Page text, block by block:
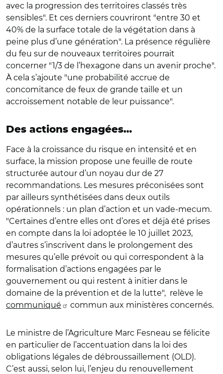
avec la progression des territoires classés très
sensibles". Et ces derniers couvriront "entre 30 et
40% de la surface totale de la végétation dans à
peine plus d’une génération". La présence régulière
du feu sur de nouveaux territoires pourrait
concerner "1/3 de l’hexagone dans un avenir proche".
À cela s’ajoute "une probabilité accrue de
concomitance de feux de grande taille et un
accroissement notable de leur puissance".
Des actions engagées…
Face à la croissance du risque en intensité et en
surface, la mission propose une feuille de route
structurée autour d’un noyau dur de 27
recommandations. Les mesures préconisées sont
par ailleurs synthétisées dans deux outils
opérationnels : un plan d’action et un vade-mecum.
"Certaines d’entre elles ont d’ores et déjà été prises
en compte dans la loi adoptée le 10 juillet 2023,
d’autres s’inscrivent dans le prolongement des
mesures qu’elle prévoit ou qui correspondent à la
formalisation d’actions engagées par le
gouvernement ou qui restent à initier dans le
domaine de la prévention et de la lutte", relève le
communiqué
commun aux ministères concernés.
Le ministre de l’Agriculture Marc Fesneau se félicite
en particulier de l’accentuation dans la loi des
obligations légales de débroussaillement (OLD).
C’est aussi, selon lui, l’enjeu du renouvellement